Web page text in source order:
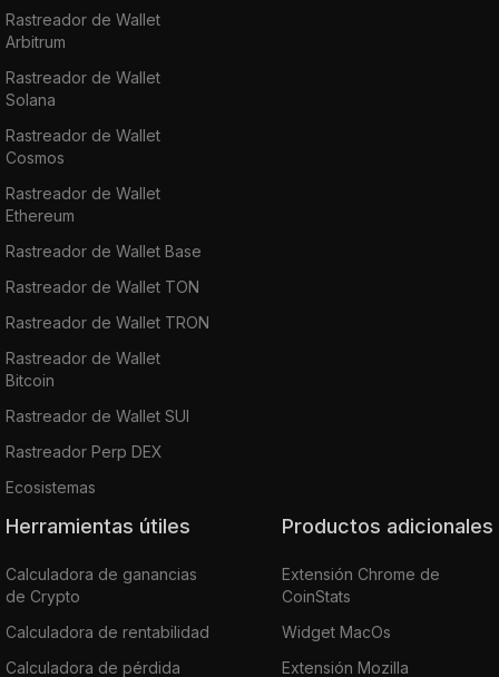
Rastreador de Wallet
Arbitrum
Rastreador de Wallet
Solana
Rastreador de Wallet
Cosmos
Rastreador de Wallet
Ethereum
Rastreador de Wallet Base
Rastreador de Wallet TON
Rastreador de Wallet TRON
Rastreador de Wallet
Bitcoin
Rastreador de Wallet SUI
Rastreador Perp DEX
Ecosistemas
Herramientas útiles
Calculadora de ganancias
de Crypto
Calculadora de rentabilidad
Calculadora de pérdida
Productos adicionales
Extensión Chrome de
CoinStats
Widget MacOs
Extensión Mozilla